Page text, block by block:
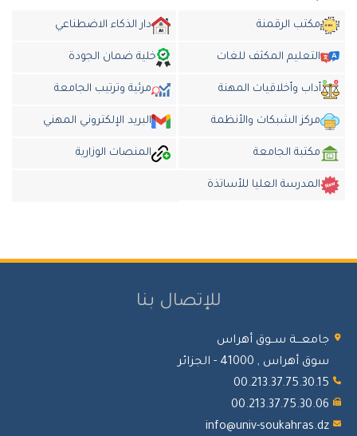
مكتب الرقمنة دار الذكاء الاضطناعي
التعليم المكثف للغات خلية ضمان الجودة
أداب وأخلاقيات المهنة مرئية وترتيب الجامعة
مركز الشبكات والأنظمة البريد الإلكتروني المهني
مكتبة الجامعة المنصات الوزارية
المدرسة العليا للأساتذة
للإتصال بنا
ســوق أهراس
أهراس , 41000 - الجزائر
info@univ-